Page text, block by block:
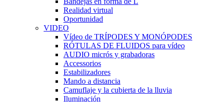
Realidad virtual
Oportunidad
VIDEO
Vídeo de TRÍPODES Y MONÓPODES
RÓTULAS DE FLUIDOS para vídeo
AUDIO micrós y grabadoras
Accessorios
Estabilizadores
Mando a distancia
Camuflaje y la cubierta de la lluvia
Iluminación